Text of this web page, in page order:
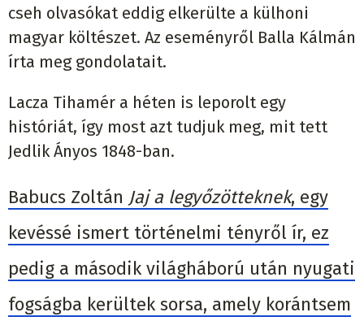
cseh olvasókat eddig elkerülte a külhoni
magyar költészet. Az eseményről Balla Kálmán
írta meg gondolatait.
Lacza Tihamér a héten is leporolt egy
históriát, így most azt tudjuk meg, mit tett
Jedlik Ányos 1848-ban.
Babucs Zoltán Jaj a legyőzötteknek, egy
kevéssé ismert történelmi tényről ír, ez
pedig a második világháború után nyugati
fogságba kerültek sorsa, amely korántsem